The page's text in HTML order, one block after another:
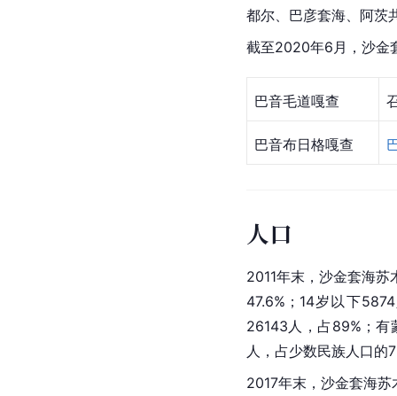
都尔、巴彦套海、阿茨
截至2020年6月，沙金
巴音毛道嘎查
巴音布日格嘎查
人口
2011年末，沙金套海
47.6%；14岁以下
26143人，占89%；有
人，占少数民族人口
2017年末，沙金套海